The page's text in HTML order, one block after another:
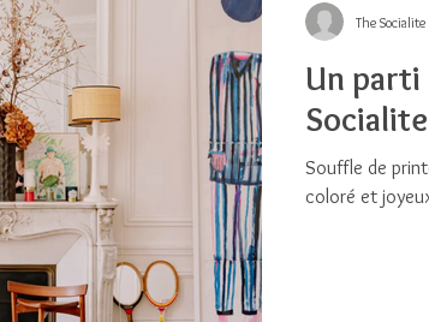
Un parti
Souffle de
coloré et
The